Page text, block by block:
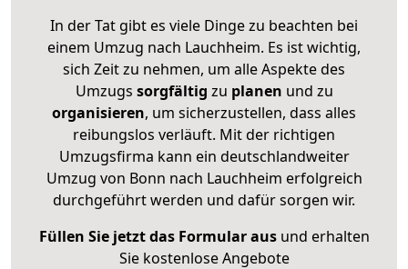
In der Tat gibt es viele Dinge zu beachten bei
einem Umzug nach Lauchheim. Es ist wichtig,
sich Zeit zu nehmen, um alle Aspekte des
Umzugs sorgfältig zu planen und zu
organisieren, um sicherzustellen, dass alles
reibungslos verläuft. Mit der richtigen
Umzugsfirma kann ein deutschlandweiter
Umzug von Bonn nach Lauchheim erfolgreich
durchgeführt werden und dafür sorgen wir.
Füllen Sie jetzt das Formular ausund erhalten
Sie kostenlose Angebote